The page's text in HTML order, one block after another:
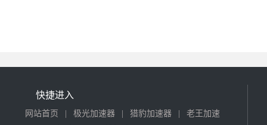
快捷进入
网站首页 极光加速器 猎豹加速器
老王加速